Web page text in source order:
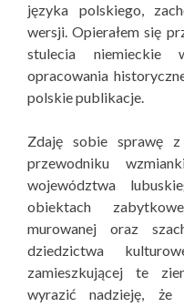
języka polskiego,
wersji. Opierałem się
stulecia
opracowania
polskie publikacje.
Zdaję sobie sprawę
przewodniku
województwa
obiektach
murowanej oraz
dziedzictwa
zamieszkującej te
wyrazić nadzieję, że